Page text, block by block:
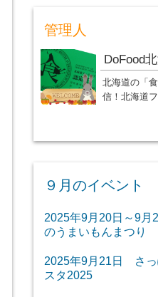
管理人
DoFood
北海道の「
信！北海道
９月のイベント
2025年9月20日～9
のうまいもんまつり
2025年9月21日 さっ
スタ2025